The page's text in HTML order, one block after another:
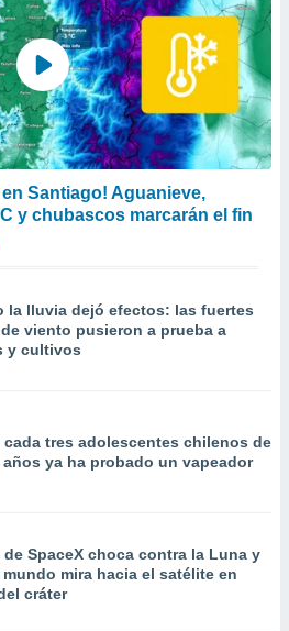
Santiago! Aguanieve,
y chubascos marcarán el fin
la lluvia dejó efectos: las fuertes
viento pusieron a prueba a
y cultivos
cada tres adolescentes chilenos de
años ya ha probado un vapeador
de SpaceX choca contra la Luna y
mira hacia el satélite en
cráter